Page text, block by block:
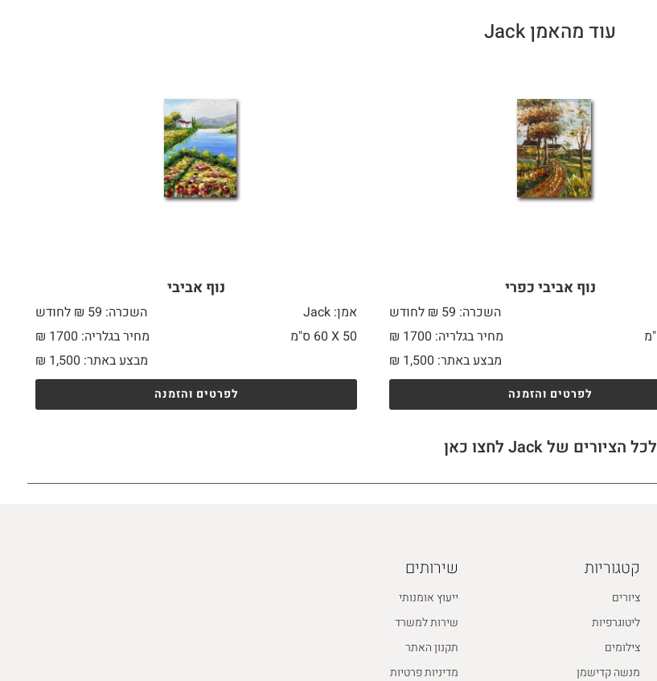
עוד מהאמן Jack
נוף אביבי כפרי
השכרה: 59 ₪ לחודש
מחיר בגלריה: 1700 ₪
מבצע באתר:
₪ 1,500
לפרטים והזמנה
נוף אביבי
אמן: Jack
השכרה: 59 ₪ לחודש
50 X
מחיר בגלריה: 1700 ₪
מבצע באתר:
₪ 1,500
לפרטים והזמנה
לכל הציורים של Jack לחצו כאן
קטגוריות
ציורים
ליטוגרפיות
צילומים
מנשה קדישמן
שירותים
ייעוץ אומנותי
שירות למשרד
תקנון האתר
מדיניות פרטיות